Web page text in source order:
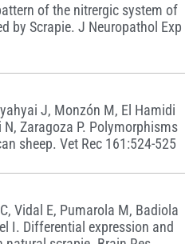
of the nitrergic system of
by Scrapie. J Neuropathol Exp
J, Monzón M, El Hamidi
Zaragoza P. Polymorphisms
sheep. Vet Rec 161:524-525
Vidal E, Pumarola M, Badiola
I. Differential expression and